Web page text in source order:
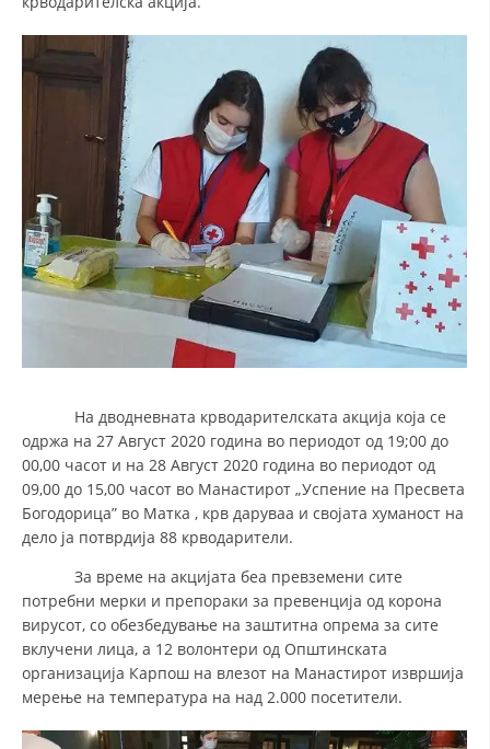
ЕДУКАТИВНО ИНФОРМАТИВНИ МАТЕРИЈАЛИ
ПОСТЕРИ
ПРЕЗЕНТАЦИИ
На дводневната крводарителската акција која се
одржа на 27 Август 2020 година во периодот од 19;00 до
00,00 часот и на 28 Август 2020 година во периодот од
09,00 до 15,00 часот во Манастирот „Успение на Пресвета
Богодорица” во Матка , крв даруваа и својата хуманост на
дело ја потврдија 88 крводарители.
За време на акцијата беа превземени сите
потребни мерки и препораки за превенција од корона
вирусот, со обезбедување на заштитна опрема за сите
вклучени лица, а 12 волонтери од Општинската
организација Карпош на влезот на Манастирот извршија
мерење на температура на над 2.000 посетители.